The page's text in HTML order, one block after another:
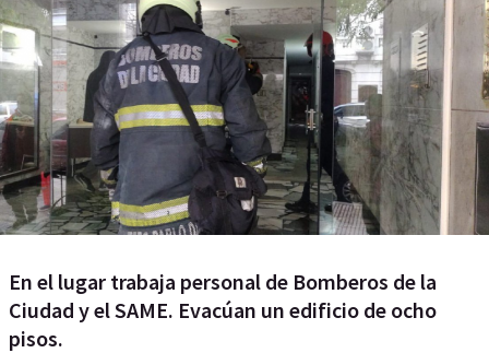
En el lugar trabaja personal de Bomberos de la
Ciudad y el SAME. Evacúan un edificio de ocho
pisos.